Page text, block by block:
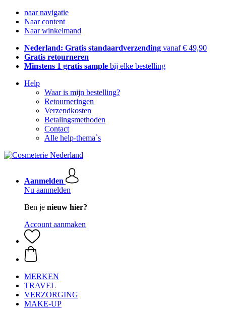
naar navigatie
Naar content
Naar winkelmand
Nederland: Gratis standaardverzending vanaf € 49,90
Gratis retourneren
Minstens 1 gratis sample bij elke bestelling
Help
Waar is mijn bestelling?
Retourneringen
Verzendkosten
Betalingsmethoden
Contact
Alle help-thema`s
Aanmelden
Nu aanmelden
Ben je nieuw hier?
Account aanmaken
MERKEN
TRAVEL
VERZORGING
MAKE-UP